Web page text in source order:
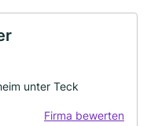
unter Teck
Firma bewerten